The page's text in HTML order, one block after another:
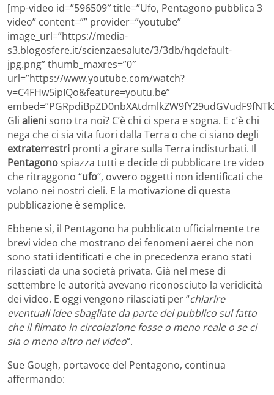
[mp-video id=”596509″ title=”Ufo, Pentagono pubblica 3
video” content=”” provider=”youtube”
image_url=”https://media-
s3.blogosfere.it/scienzaesalute/3/3db/hqdefault-
jpg.png” thumb_maxres=”0″
url=”https://www.youtube.com/watch?
v=C4FHw5ipIQo&feature=youtu.be”
Gli alienisono tra noi? C’è chi ci spera e sogna. E c’è chi
nega che ci sia vita fuori dalla Terra o che ci siano degli
extraterrestri pronti a girare sulla Terra indisturbati. Il
Pentagonospiazza tutti e decide di pubblicare tre video
che ritraggono “ufo“, ovvero oggetti non identificati che
volano nei nostri cieli. E la motivazione di questa
pubblicazione è semplice.
Ebbene sì, il Pentagono ha pubblicato ufficialmente tre
brevi video che mostrano dei fenomeni aerei che non
sono stati identificati e che in precedenza erano stati
rilasciati da una società privata. Già nel mese di
settembre le autorità avevano riconosciuto la veridicità
dei video. E oggi vengono rilasciati per “chiarire
eventuali idee sbagliate da parte del pubblico sul fatto
che il filmato in circolazione fosse o meno reale o se ci
sia o meno altro nei video“.
Sue Gough, portavoce del Pentagono, continua
affermando: